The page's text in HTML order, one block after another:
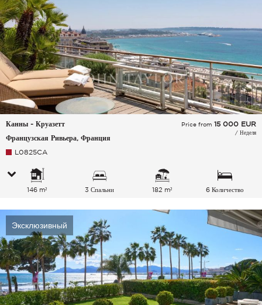
Канны - Круазетт
Французская Ривьера, Франция
Price from 15 000 EUR
/ Неделя
L0825CA
146 m² 3 Спальни 182 m²
6 Количество
Эксклюзивный